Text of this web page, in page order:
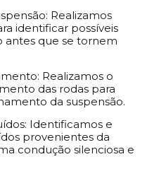
identificar possíveis
antes que se tornem
das rodas para
da suspensão.
provenientes da
condução silenciosa e